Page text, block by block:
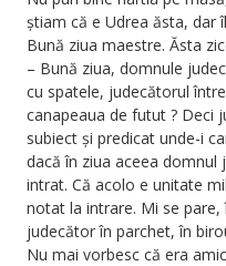
știam că e Udrea ăsta, dar
Bună ziua maestre. Ăsta
– Bună ziua, domnule
cu spatele, judecătorul
canapeaua de futut ? Deci
subiect și predicat unde-i
dacă în ziua aceea
intrat. Că acolo e unitate
notat la intrare. Mi se
judecător în parchet, în
Nu mai vorbesc că era